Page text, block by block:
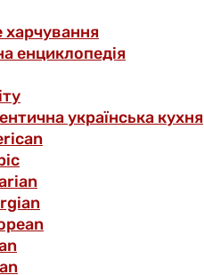
енциклопедія
українська кухня